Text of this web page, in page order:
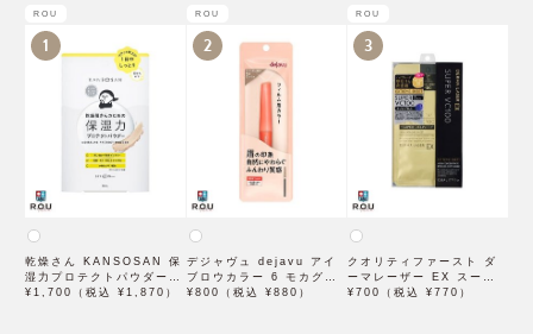
ROU
1
乾燥さん KANSOSAN 保
湿力プロテクトパウダー
10g【BCLカンパニー】
¥1,700（税込 ¥1,870）
ROU
2
デジャヴュ dejavu アイ
ブロウカラー 6 モカグレ
ージュ【アイブロウ】【イ
¥800（税込 ¥880）
ROU
3
クオリティファースト ダ
ーマレーザー EX スーパ
ー VC100 マスク 1枚入
¥700（税込 ¥770）